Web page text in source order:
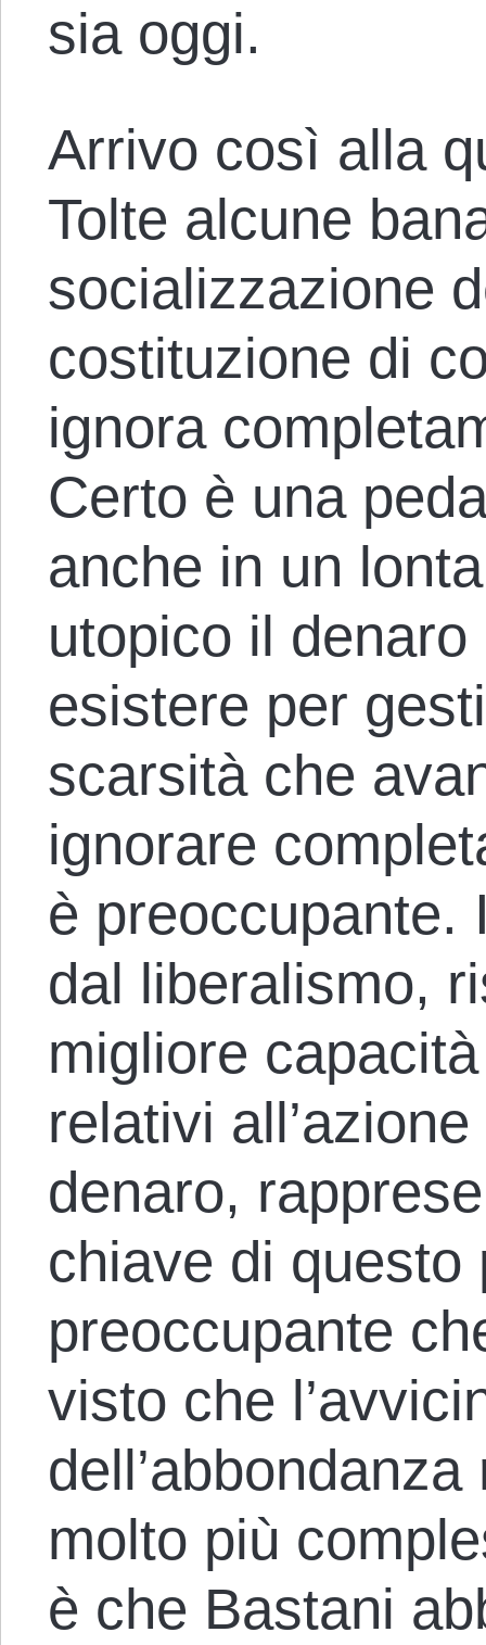
sia oggi.
Arrivo così alla
Tolte alcune
socializzazione
costituzione di
ignora
Certo è una
anche in un
utopico il
esistere per
scarsità che
ignorare
è preoccupante.
dal liberalismo,
migliore
relativi
denaro,
chiave di questo
preoccupante
visto che
molto più
è che Bastani